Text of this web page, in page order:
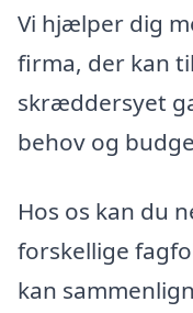
Vi hjælper dig
firma, der kan
skræddersyet
behov og
Hos os kan du
forskellige
kan